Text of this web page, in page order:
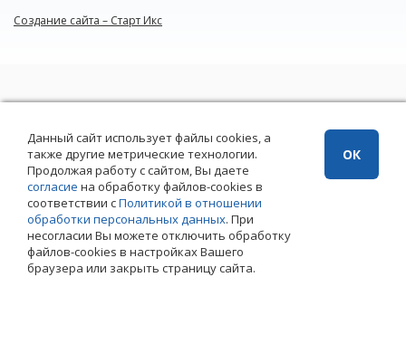
Создание сайта – Старт Икс
Данный сайт использует файлы cookies, а
также другие метрические технологии.
Продолжая работу с сайтом, Вы даете
согласие на обработку файлов-cookies в
соответствии сПолитикой в отношении
обработки персональных данных. При
несогласии Вы можете отключить обработку
файлов-cookies в настройках Вашего
браузера или закрыть страницу сайта.
ОК